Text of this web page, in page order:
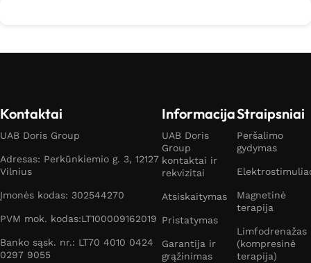
Kontaktai
UAB Doris Group
Adresas: Perkūnkiemio g. 3, 12127
Vilnius
Įmonės kodas: 302544270
PVM mok. kodas:LT100009162019
Banko sąsk. nr.: LT70 4010 0424
0297 9055
Informacija
UAB Doris
Group
kontaktai ir
rekvizitai
Atsiskaitymas
Pristatymas
Garantija ir
grąžinimas
Straipsniai
Peršalimo
gydymas
Magnetinė
terapija
Limfodrenažas
(kompresinė
terapija)